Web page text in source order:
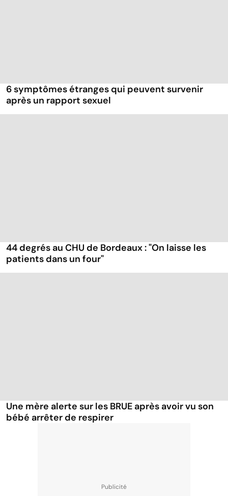
6 symptômes étranges qui peuvent survenir
après un rapport sexuel
44 degrés au CHU de Bordeaux : "On laisse les
patients dans un four"
Une mère alerte sur les BRUE après avoir vu son
bébé arrêter de respirer